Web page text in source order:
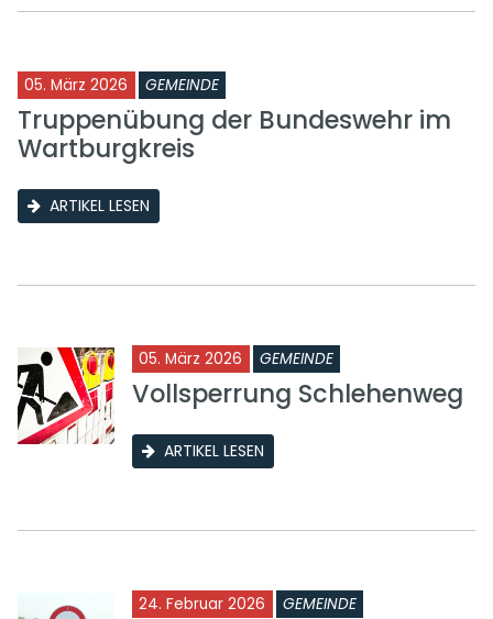
05. März 2026 GEMEINDE
Truppenübung der Bundeswehr im
Wartburgkreis
ARTIKEL LESEN
05. März 2026 GEMEINDE
Vollsperrung Schlehenweg
ARTIKEL LESEN
24. Februar 2026 GEMEINDE